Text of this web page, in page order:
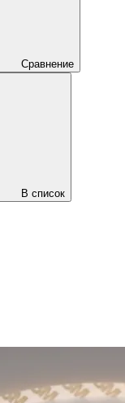
Сравнение
В список